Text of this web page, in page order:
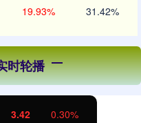
19.93% 31.42%
时轮播
3.42 0.30%